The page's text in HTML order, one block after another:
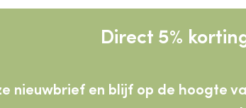
Direct 5%
nieuwbrief en blijf op de hoogte